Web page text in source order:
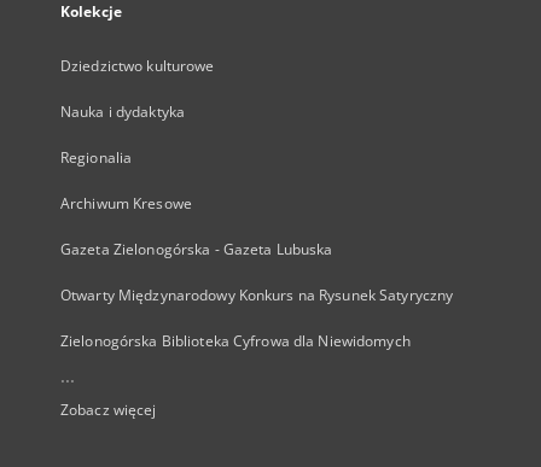
Kolekcje
Dziedzictwo kulturowe
Nauka i dydaktyka
Regionalia
Archiwum Kresowe
Gazeta Zielonogórska - Gazeta Lubuska
Otwarty Międzynarodowy Konkurs na Rysunek Satyryczny
Zielonogórska Biblioteka Cyfrowa dla Niewidomych
...
Zobacz więcej